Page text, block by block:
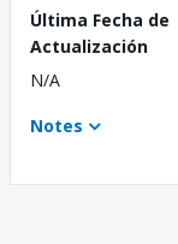
Última Fecha de
Actualización
N/A
Notes